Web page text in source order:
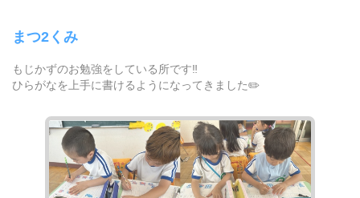
まつ2くみ
もじかずのお勉強をしている所です‼︎
ひらがなを上手に書けるようになってきました✏️